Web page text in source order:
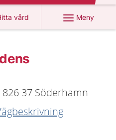
vård
på 1177.se
Meny
37 Söderhamn